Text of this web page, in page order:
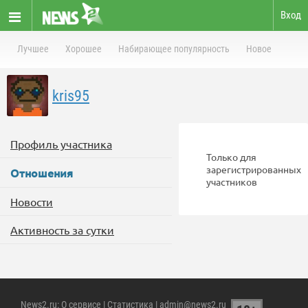
Вход
Лучшее Хорошее Набирающее популярность Новое
kris95
Профиль участника
Отношения
Новости
Активность за сутки
Только для
зарегистрированных
участников
News2.ru: О сервисе | Статистика | admin@news2.ru